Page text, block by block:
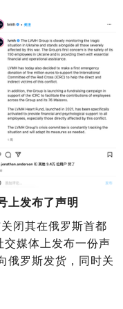
上发布了声明
闭其在俄罗斯首都
媒体上发布一份声
俄罗斯发货，同时关